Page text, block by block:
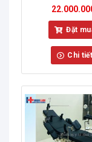
Đặt
Chi tiết